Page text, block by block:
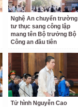
Nghệ An chuyển trường
tư thục sang công lập
mang tên Bộ trưởng Bộ
Công an đầu tiên
Tử hình Nguyễn Cao